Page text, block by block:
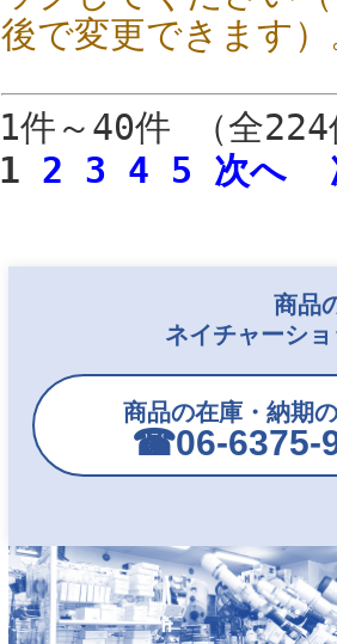
後で変更できます
1件～40件 （全
1 2 3 4 5 次へ
商品
ネイチャーシ
商品の在庫・納期
☎︎06-6375-